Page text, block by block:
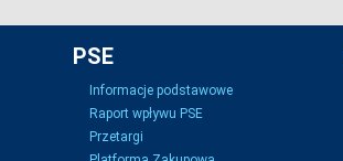
PSE
Informacje podstawowe
Raport wpływu PSE
Przetargi